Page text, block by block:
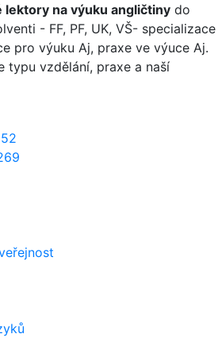
lektory na výuku angličtiny do
- FF, PF, UK, VŠ- specializace
pro výuku Aj, praxe ve výuce Aj.
typu vzdělání, praxe a naší